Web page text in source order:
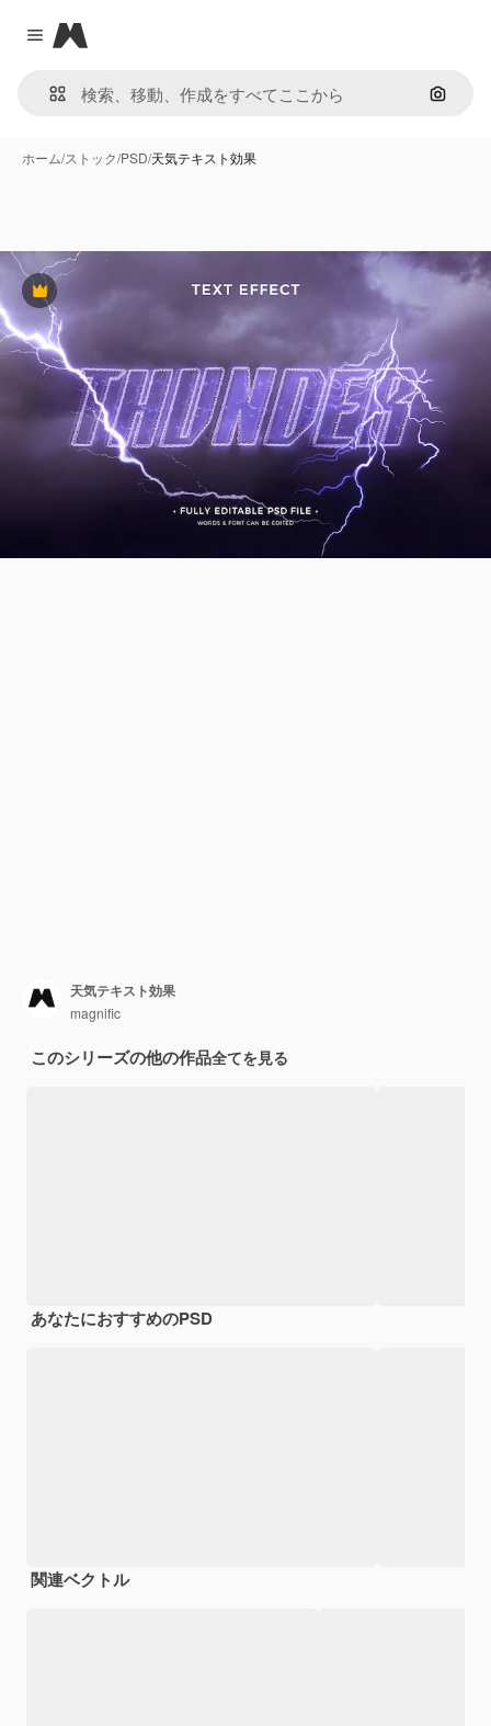
Close menu
Magnific
画像で
ホーム/ストック/PSD/天気テキスト効果
Premium
天気テキスト効果
magnific
このシリーズの他の作品全てを見る
あなたにおすすめのPSD
関連ベクトル